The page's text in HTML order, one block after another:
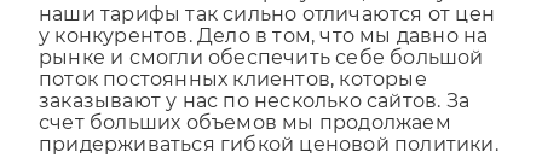
Заказчики часто интересуются, почему
наши тарифы так сильно отличаются от цен
у конкурентов. Дело в том, что мы давно на
рынке и смогли обеспечить себе большой
поток постоянных клиентов, которые
заказывают у нас по несколько сайтов. За
счет больших объемов мы продолжаем